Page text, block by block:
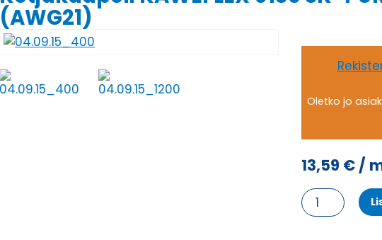
(AWG21)
Oletko jo
13,59 €/
Ketjukaapeli
KAWEFLEX